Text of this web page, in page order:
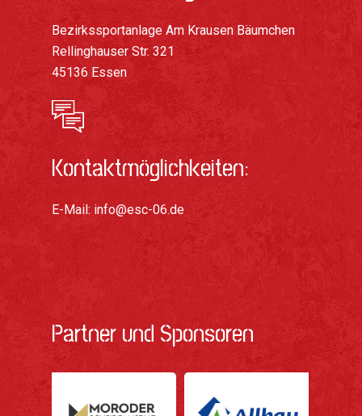
Bezirkssportanlage Am Krausen Bäumchen
Rellinghauser Str. 321
45136 Essen
Kontaktmöglichkeiten:
E-Mail: info@esc-06.de
Partner und Sponsoren